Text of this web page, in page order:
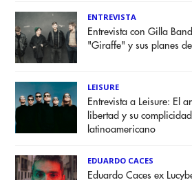
ENTREVISTA
Entrevista con Gilla
"Giraffe" y sus planes
LEISURE
Entrevista a Leisure: El
libertad y su
latinoamericano
EDUARDO CACES
Eduardo Caces ex